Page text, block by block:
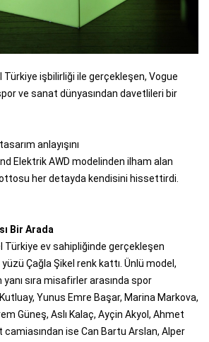
Türkiye işbilirliği ile gerçekleşen, Vogue
ve sanat dünyasından davetlileri bir
anlayışını
Elektrik AWD modelinden ilham alan
her detayda kendisini hissettirdi.
Bir Arada
Türkiye ev sahipliğinde gerçekleşen
Çağla Şikel renk kattı. Ünlü model,
sıra misafirler arasında spor
Yunus Emre Başar, Marina Markova,
Güneş, Aslı Kalaç, Ayçin Akyol, Ahmet
camiasından ise Can Bartu Arslan, Alper